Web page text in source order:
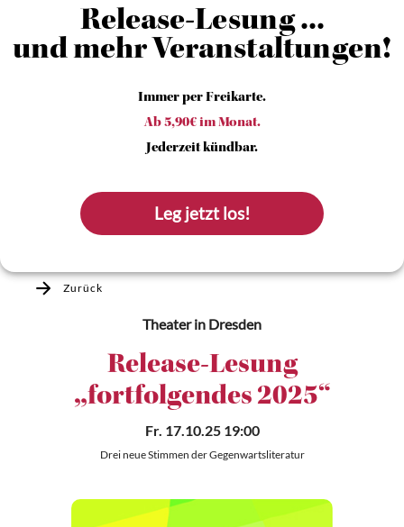
Release-Lesung ...
und mehr Veranstaltungen!
Immer per Freikarte.
Ab 5,90€ im Monat.
Jederzeit kündbar.
Leg jetzt los!
Zurück
Theaterin Dresden
Release-Lesung
„fortfolgendes 2025“
Fr. 17.10.25 19:00
Drei neue Stimmen der Gegenwartsliteratur